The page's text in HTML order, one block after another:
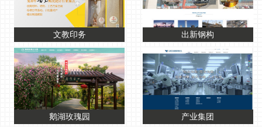
文教印务 出新钢构
鹅湖玫瑰园 产业集团